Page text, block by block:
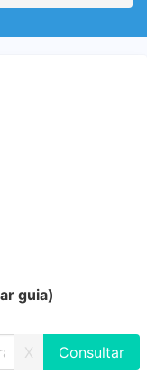
guia)
X